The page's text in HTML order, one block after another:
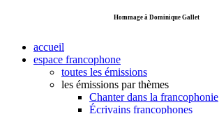
Hommage à Dominique Gallet
accueil
espace francophone
toutes les émissions
les émissions par thèmes
Chanter dans la francophonie
Écrivains francophones